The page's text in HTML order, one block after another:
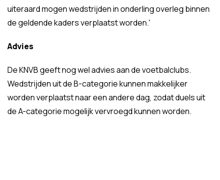
uiteraard mogen wedstrijden in onderling overleg binnen
de geldende kaders verplaatst worden.'
Advies
De KNVB geeft nog wel advies aan de voetbalclubs.
Wedstrijden uit de B-categorie kunnen makkelijker
worden verplaatst naar een andere dag, zodat duels uit
de A-categorie mogelijk vervroegd kunnen worden.